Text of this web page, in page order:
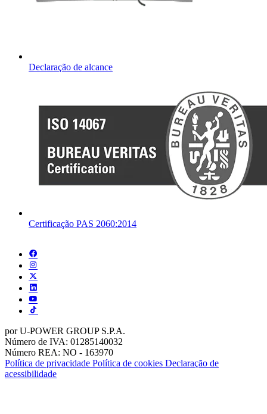
Declaração de alcance
Certificação PAS 2060:2014
Política de privacidade Política de cookies Declaração de
acessibilidade
por U-POWER GROUP S.P.A.
Número de IVA: 01285140032
Número REA: NO - 163970